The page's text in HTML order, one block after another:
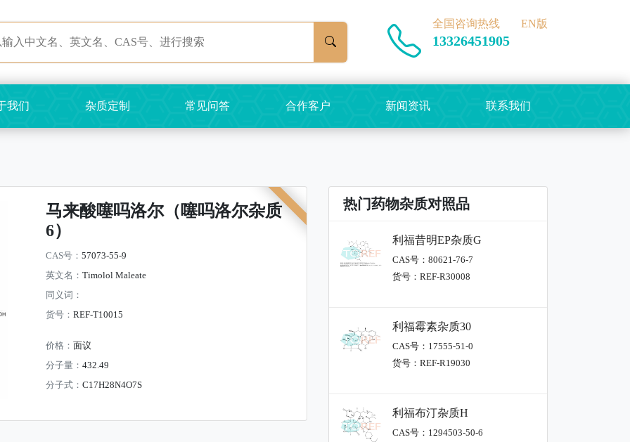
全国咨询热线
13326451905
EN版
我们 杂质定制 常见问答 合作客户 新闻资讯 联系我们
马来酸噻吗洛尔（噻吗洛尔杂质
6）
CAS号： 57073-55-9
英文名： Timolol Maleate
同义词：
货号： REF-T10015
价格： 面议
分子量： 432.49
分子式： C17H28N4O7S
热门药物杂质对照品
利福昔明EP杂质G
CAS号：80621-76-7
货号：REF-R30008
利福霉素杂质30
CAS号：17555-51-0
货号：REF-R19030
利福布汀杂质H
CAS号：1294503-50-6